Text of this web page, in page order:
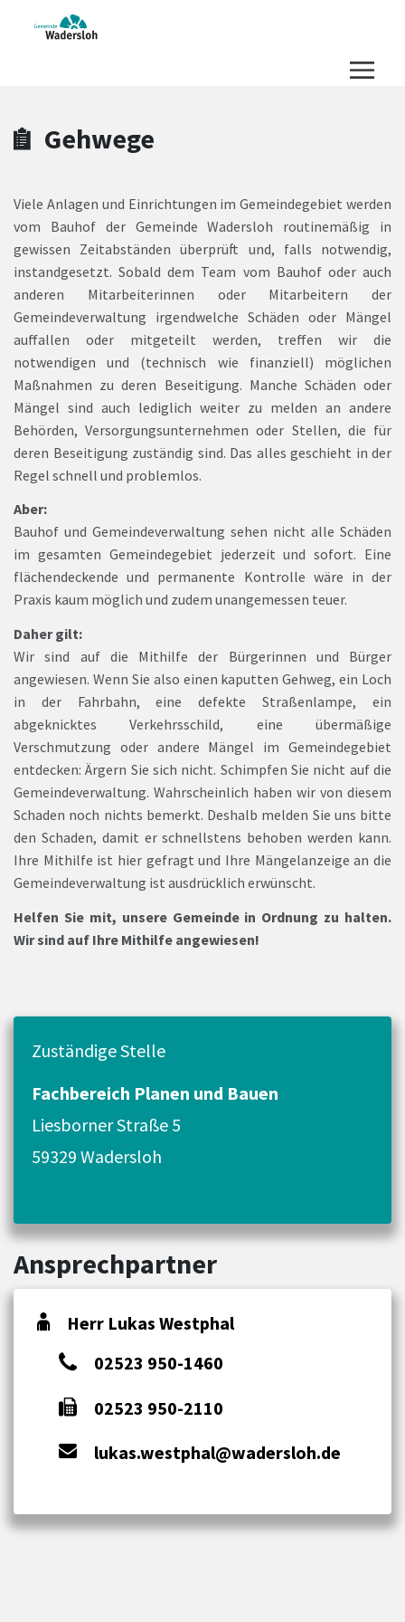
Zum Header
Zum Hauptinhalt
Zum Footer
Zum Hauptinhalt springen
Gehwege
Viele Anlagen und Einrichtungen im Gemeindegebiet werden
vom Bauhof der Gemeinde Wadersloh routinemäßig in
gewissen Zeitabständen überprüft und, falls notwendig,
instandgesetzt. Sobald dem Team vom Bauhof oder auch
anderen Mitarbeiterinnen oder Mitarbeitern der
Gemeindeverwaltung irgendwelche Schäden oder Mängel
auffallen oder mitgeteilt werden, treffen wir die
notwendigen und (technisch wie finanziell) möglichen
Maßnahmen zu deren Beseitigung. Manche Schäden oder
Mängel sind auch lediglich weiter zu melden an andere
Behörden, Versorgungsunternehmen oder Stellen, die für
deren Beseitigung zuständig sind. Das alles geschieht in der
Regel schnell und problemlos.
Aber:
Bauhof und Gemeindeverwaltung sehen nicht alle Schäden
im gesamten Gemeindegebiet jederzeit und sofort. Eine
flächendeckende und permanente Kontrolle wäre in der
Praxis kaum möglich und zudem unangemessen teuer.
Daher gilt:
Wir sind auf die Mithilfe der Bürgerinnen und Bürger
angewiesen. Wenn Sie also einen kaputten Gehweg, ein Loch
in der Fahrbahn, eine defekte Straßenlampe, ein
abgeknicktes Verkehrsschild, eine übermäßige
Verschmutzung oder andere Mängel im Gemeindegebiet
entdecken: Ärgern Sie sich nicht. Schimpfen Sie nicht auf die
Gemeindeverwaltung. Wahrscheinlich haben wir von diesem
Schaden noch nichts bemerkt. Deshalb melden Sie uns bitte
den Schaden, damit er schnellstens behoben werden kann.
Ihre Mithilfe ist hier gefragt und Ihre Mängelanzeige an die
Gemeindeverwaltung ist ausdrücklich erwünscht.
Helfen Sie mit, unsere Gemeinde in Ordnung zu halten.
Wir sind auf Ihre Mithilfe angewiesen!
Zuständige Stelle
Fachbereich Planen und Bauen
Liesborner Straße 5
59329 Wadersloh
Ansprechpartner
Herr Lukas Westphal
02523 950-1460
02523 950-2110
lukas.westphal@wadersloh.de